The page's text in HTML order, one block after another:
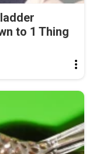
to 1 Thing